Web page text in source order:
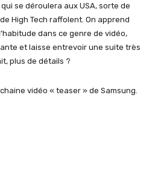
se déroulera aux USA, sorte de
High Tech raffolent. On apprend
dans ce genre de vidéo,
et laisse entrevoir une suite très
plus de détails ?
vidéo « teaser » de Samsung.